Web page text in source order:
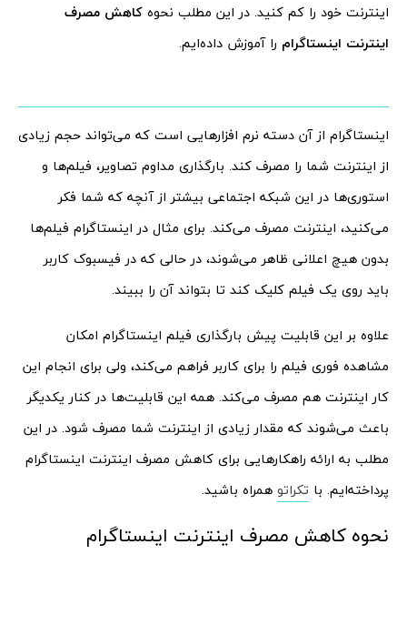
اینترنت خود را کم کنید. در این مطلب نحوه کاهش مصرف
اینترنت اینستاگرام را آموزش داده‌ایم.
اینستاگرام از آن دسته نرم افزارهایی است که می‌تواند حجم زیادی
از اینترنت شما را مصرف کند. بارگذاری مداوم تصاویر، فیلم‌ها و
استوری‌ها در این شبکه اجتماعی بیشتر از آنچه که شما فکر
می‌کنید، اینترنت مصرف می‌کند. برای مثال در اینستاگرام فیلم‌ها
بدون هیچ اعلانی ظاهر می‌شوند، در حالی که در فیسبوک کاربر
باید روی یک فیلم کلیک کند تا بتواند آن را ببیند.
علاوه بر این قابلیت پیش بارگذاری فیلم اینستاگرام امکان
مشاهده فوری فیلم را برای کاربر فراهم می‌کند، ولی برای انجام این
کار اینترنت هم مصرف می‌کند. همه این قابلیت‌ها در کنار یکدیگر
باعث می‌شوند که مقدار زیادی از اینترنت شما مصرف شود. در این
مطلب به ارائه راهکارهایی برای کاهش مصرف اینترنت اینستاگرام
پرداخته‌ایم. با تکراتو همراه باشید.
نحوه کاهش مصرف اینترنت اینستاگرام